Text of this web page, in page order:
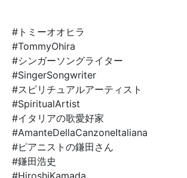
#トミーオオヒラ
#TommyOhira
#シンガーソングライター
#SingerSongwriter
#スピリチュアルアーティスト
#SpiritualArtist
#イタリアの歌愛好家
#AmanteDellaCanzoneItaliana
#ピアニストの鎌田さん
#鎌田浩史
#HiroshiKamada